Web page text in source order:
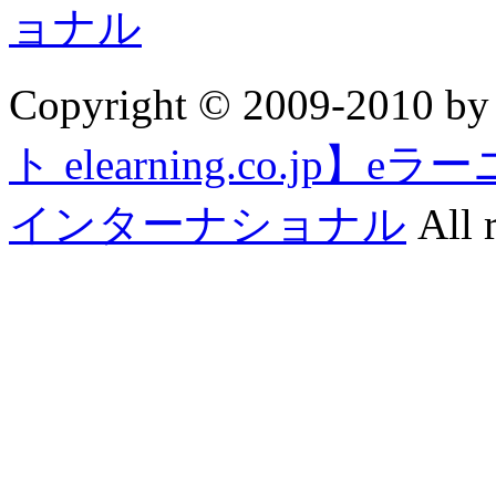
Copyright © 2009-2010
ト elearning.co.jp】eラ
インターナショナル All